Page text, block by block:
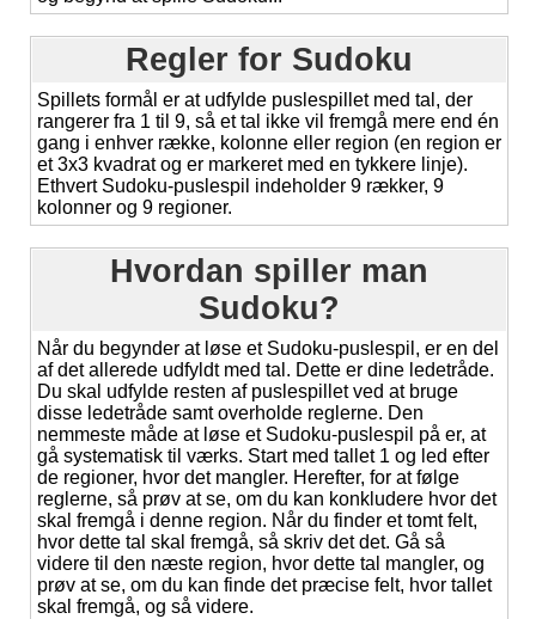
Regler for Sudoku
Spillets formål er at udfylde puslespillet med tal, der
rangerer fra 1 til 9, så et tal ikke vil fremgå mere end én
gang i enhver række, kolonne eller region (en region er
et 3x3 kvadrat og er markeret med en tykkere linje).
Ethvert Sudoku-puslespil indeholder 9 rækker, 9
kolonner og 9 regioner.
Hvordan spiller man
Sudoku?
Når du begynder at løse et Sudoku-puslespil, er en del
af det allerede udfyldt med tal. Dette er dine ledetråde.
Du skal udfylde resten af puslespillet ved at bruge
disse ledetråde samt overholde reglerne. Den
nemmeste måde at løse et Sudoku-puslespil på er, at
gå systematisk til værks. Start med tallet 1 og led efter
de regioner, hvor det mangler. Herefter, for at følge
reglerne, så prøv at se, om du kan konkludere hvor det
skal fremgå i denne region. Når du finder et tomt felt,
hvor dette tal skal fremgå, så skriv det det. Gå så
videre til den næste region, hvor dette tal mangler, og
prøv at se, om du kan finde det præcise felt, hvor tallet
skal fremgå, og så videre.